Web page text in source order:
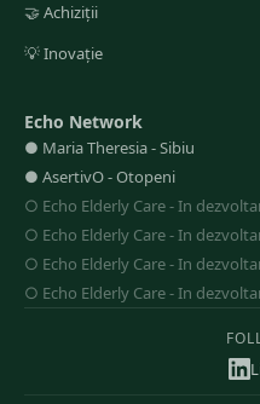
🤝 Achiziții
💡Inovație
Echo Network
● Maria Theresia-Sibiu
● AsertivO-Otopeni
○ Echo Elderly Care-In
○ Echo Elderly Care-In
○ Echo Elderly Care-In
○ Echo Elderly Care-In